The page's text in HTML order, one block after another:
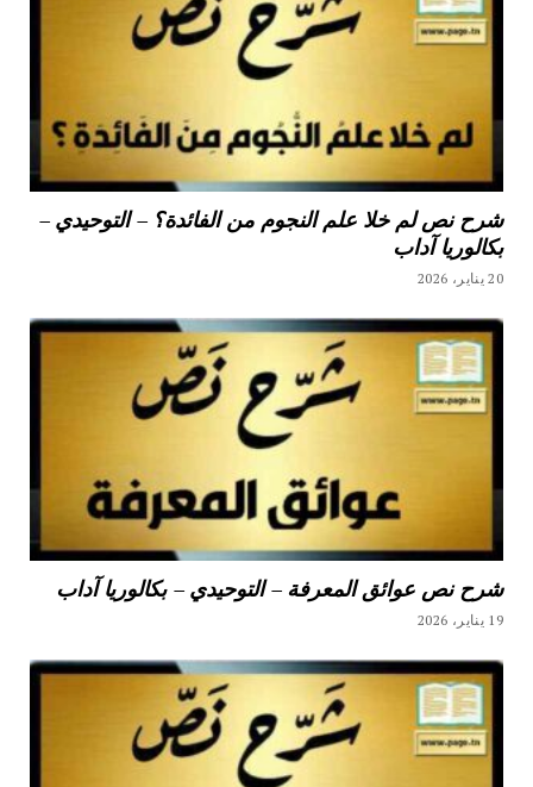
شرح نص لم خلا علم النجوم من الفائدة؟ – التوحيدي –
بكالوريا آداب
20 يناير، 2026
شرح نص عوائق المعرفة – التوحيدي – بكالوريا آداب
19 يناير، 2026